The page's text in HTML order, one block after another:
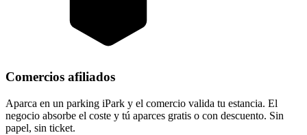
Comercios afiliados
Aparca en un parking iPark y el comercio valida tu estancia. El
negocio absorbe el coste y tú aparces gratis o con descuento. Sin
papel, sin ticket.